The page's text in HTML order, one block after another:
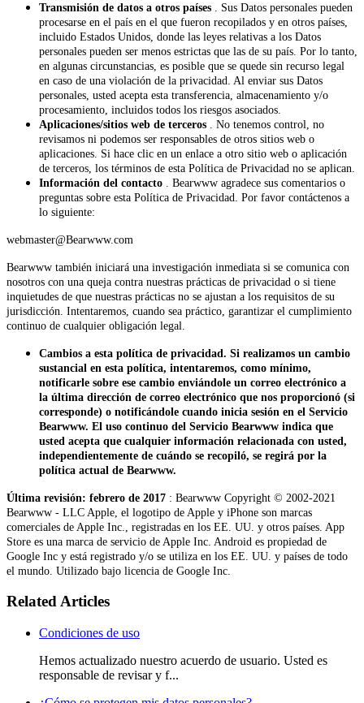
Transmisión de datos a otros países . Sus Datos personales pueden
procesarse en el país en el que fueron recopilados y en otros países,
incluido Estados Unidos, donde las leyes relativas a los Datos
personales pueden ser menos estrictas que las de su país. Por lo tanto,
en algunas circunstancias, es posible que se quede sin recurso legal
en caso de una violación de la privacidad. Al enviar sus Datos
personales, usted acepta esta transferencia, almacenamiento y/o
procesamiento, incluidos todos los riesgos asociados.
Aplicaciones/sitios web de terceros . No tenemos control, no
revisamos ni podemos ser responsables de otros sitios web o
aplicaciones. Si hace clic en un enlace a otro sitio web o aplicación
de terceros, los términos de esta Política de Privacidad no se aplican.
Información del contacto . Bearwww agradece sus comentarios o
preguntas sobre esta Política de Privacidad. Por favor contáctenos a
lo siguiente:
webmaster@Bearwww.com
Bearwww también iniciará una investigación inmediata si se comunica con
nosotros con una queja contra nuestras prácticas de privacidad o si tiene
inquietudes de que nuestras prácticas no se ajustan a los requisitos de su
jurisdicción. Intentaremos, cuando sea práctico, garantizar el cumplimiento
continuo de cualquier obligación legal.
Cambios a esta política de privacidad. Si realizamos un cambio
sustancial en esta política, intentaremos, como mínimo,
notificarle sobre ese cambio enviándole un correo electrónico a
la última dirección de correo electrónico que nos proporcionó (si
corresponde) o notificándole cuando inicia sesión en el Servicio
Bearwww. El uso continuo del Servicio Bearwww indica que
usted acepta que cualquier información relacionada con usted,
independientemente de cuándo se recopiló, se regirá por la
política actual de Bearwww.
Última revisión: febrero de 2017 : Bearwww Copyright © 2002-2021
Bearwww - LLC Apple, el logotipo de Apple y iPhone son marcas
comerciales de Apple Inc., registradas en los EE. UU. y otros países. App
Store es una marca de servicio de Apple Inc. Android es propiedad de
Google Inc y está registrado y/o se utiliza en los EE. UU. y países de todo
el mundo. Utilizado bajo licencia de Google Inc.
Related Articles
Condiciones de uso
Hemos actualizado nuestro acuerdo de usuario. Usted es
responsable de revisar y f...